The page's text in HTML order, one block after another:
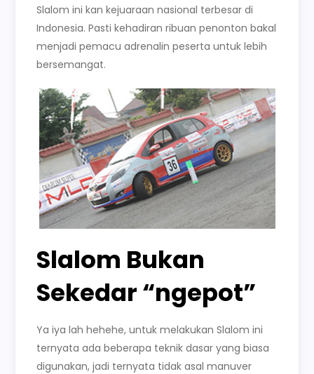
Slalom ini kan kejuaraan nasional terbesar di
Indonesia. Pasti kehadiran ribuan penonton bakal
menjadi pemacu adrenalin peserta untuk lebih
bersemangat.
Slalom Bukan
Sekedar “ngepot”
Ya iya lah hehehe, untuk melakukan Slalom ini
ternyata ada beberapa teknik dasar yang biasa
digunakan, jadi ternyata tidak asal manuver